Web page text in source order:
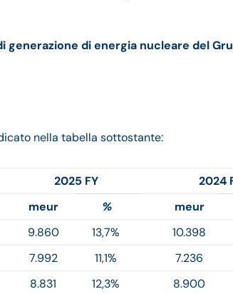
di energia nucleare del
nella tabella sottostante:
2025 FY 2024
meur
% meur
9.860 13,7% 10.398
7.992 11,1% 7.236
8.831 12,3% 8.900